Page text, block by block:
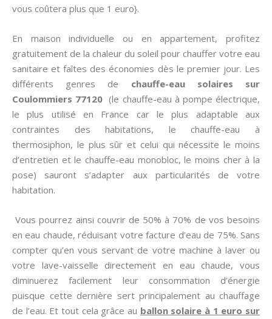
vous coûtera plus que 1 euro}.
En maison individuelle ou en appartement, profitez
gratuitement de la chaleur du soleil pour chauffer votre eau
sanitaire et faîtes des économies dès le premier jour. Les
différents genres de chauffe-eau solaires sur
Coulommiers 77120 (le chauffe-eau à pompe électrique,
le plus utilisé en France car le plus adaptable aux
contraintes des habitations, le chauffe-eau à
thermosiphon, le plus sûr et celui qui nécessite le moins
d’entretien et le chauffe-eau monobloc, le moins cher à la
pose) sauront s’adapter aux particularités de votre
habitation.
Vous pourrez ainsi couvrir de 50% à 70% de vos besoins
en eau chaude, réduisant votre facture d’eau de 75%. Sans
compter qu’en vous servant de votre machine à laver ou
votre lave-vaisselle directement en eau chaude, vous
diminuerez facilement leur consommation d’énergie
puisque cette dernière sert principalement au chauffage
de l’eau. Et tout cela grâce au ballon solaire à 1 euro sur